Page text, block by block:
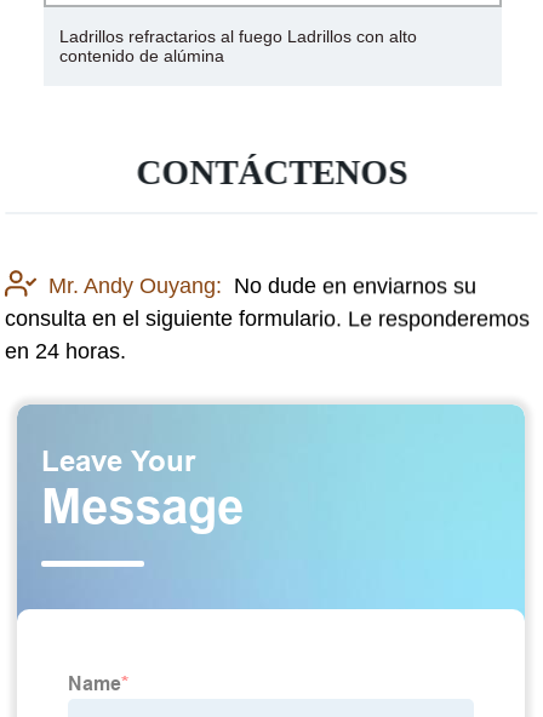
Serie de ladrillos sinterizados de circonio para horno de
vidrio
CONTÁCTENOS
Mr. Andy Ouyang: No dude en enviarnos su
consulta en el siguiente formulario. Le responderemos
en 24 horas.